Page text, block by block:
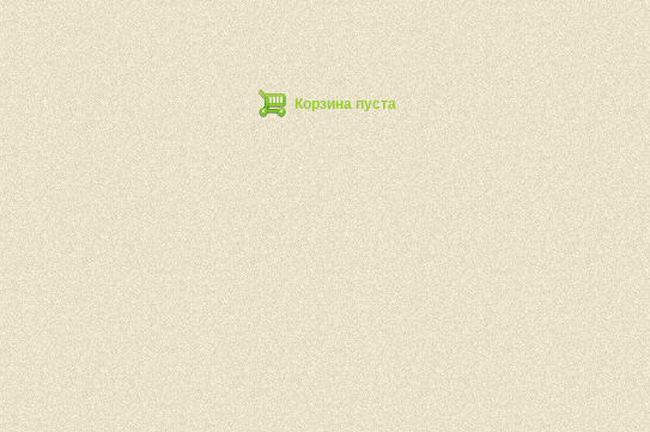
Корзина пуста